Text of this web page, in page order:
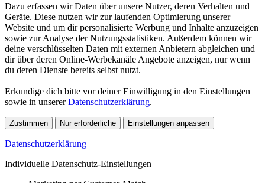
Dazu erfassen wir Daten über unsere Nutzer, deren Verhalten und
Geräte. Diese nutzen wir zur laufenden Optimierung unserer
Website und um dir personalisierte Werbung und Inhalte anzuzeigen
sowie zur Analyse der Nutzungsstatistiken. Außerdem können wir
deine verschlüsselten Daten mit externen Anbietern abgleichen und
dir über deren Online-Werbekanäle Angebote anzeigen, nur wenn
du deren Dienste bereits selbst nutzt.
Erkundige dich bitte vor deiner Einwilligung in den Einstellungen
sowie in unsererDatenschutzerklärung.
Zustimmen Nur erforderliche Einstellungen anpassen
Datenschutzerklärung
Individuelle Datenschutz-Einstellungen